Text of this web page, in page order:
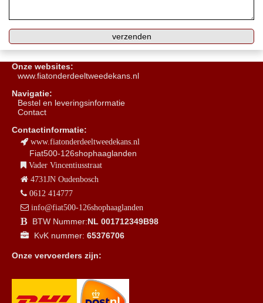
Onze websites:
www.fiatonderdeeltweedekans.nl
Navigatie:
Bestel en leveringsinformatie
Contact
Contactinformatie:
www.fiatonderdeeltweedekans.nl
Fiat500-126shophaaglanden
Vader Vincentiusstraat
4731JN Oudenbosch
0612 414777
info@fiat500-126shophaaglanden
BTW Nummer:NL 001712349B98
KvK nummer: 65376706
Onze vervoerders zijn: